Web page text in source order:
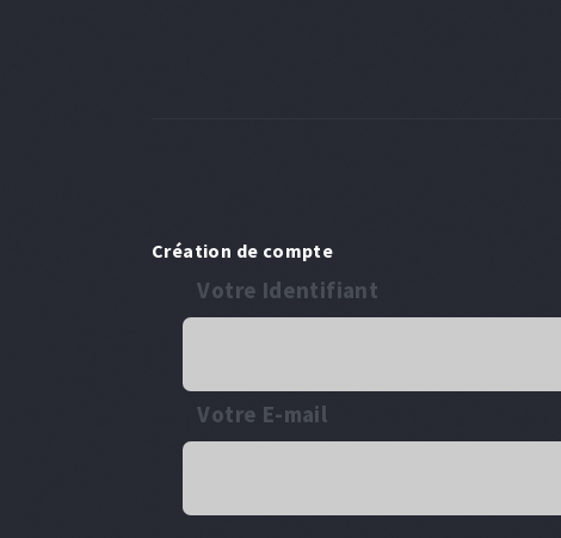
Création de compte
Votre Identifiant
Votre E-mail